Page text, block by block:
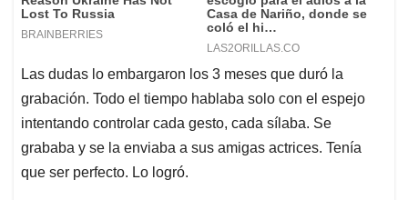
Las dudas lo embargaron los 3 meses que duró la
grabación. Todo el tiempo hablaba solo con el espejo
intentando controlar cada gesto, cada sílaba. Se
grababa y se la enviaba a sus amigas actrices. Tenía
que ser perfecto. Lo logró.